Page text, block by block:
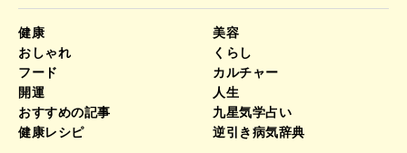
健康
美容
おしゃれ
くらし
フード
カルチャー
開運
人生
おすすめの記事
九星気学占い
健康レシピ
逆引き病気辞典